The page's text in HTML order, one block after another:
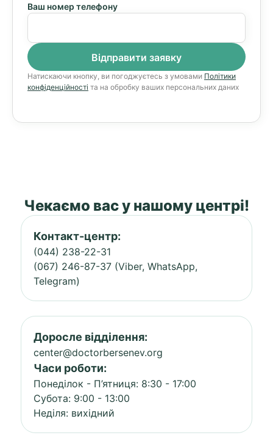
Ваш номер телефону
Натискаючи кнопку, ви погоджуєтесь з умовами Політики
конфіденційності та на обробку ваших персональних даних
Чекаємо вас у нашому центрі!
Контакт-центр:
(044) 238-22-31
(067) 246-87-37 (Viber, WhatsApp,
Telegram)
Доросле відділення:
center@doctorbersenev.org
Часи роботи:
Понеділок - П’ятниця: 8:30 - 17:00
Субота: 9:00 - 13:00
Неділя: вихідний